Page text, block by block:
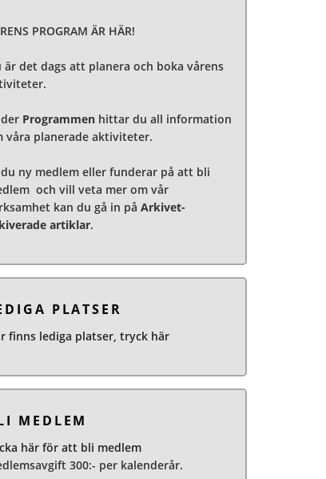
PROGRAM ÄR HÄR!
är det dags att planera och boka vårens
Programmen hittar du all information
våra planerade aktiviteter.
ny medlem eller funderar på att bli
och vill veta mer om vår
kan du gå in påArkivet-
artiklar.
PLATSER
finns lediga platser, tryck här
MEDLEM
här för att bli medlem
300:- per kalenderår.